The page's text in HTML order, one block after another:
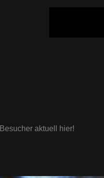
aktuell hier!